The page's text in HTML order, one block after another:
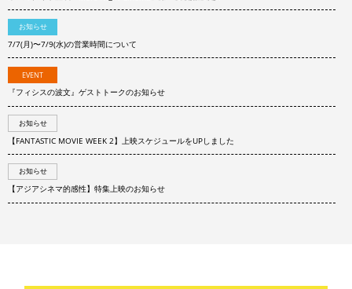
お知らせ
7/7(月)〜7/9(水)の営業時間について
EVENT
『フィシスの波文』ゲストトークのお知らせ
お知らせ
【FANTASTIC MOVIE WEEK 2】上映スケジュールをUPしました
お知らせ
【アジアシネマ的感性】特集上映のお知らせ